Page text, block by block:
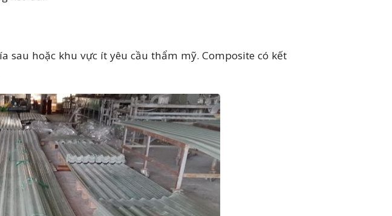
hoặc khu vực ít yêu cầu thẩm mỹ. Composite có kết